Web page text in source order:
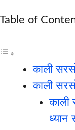
Table of
काली
काली
काली
ध्यान